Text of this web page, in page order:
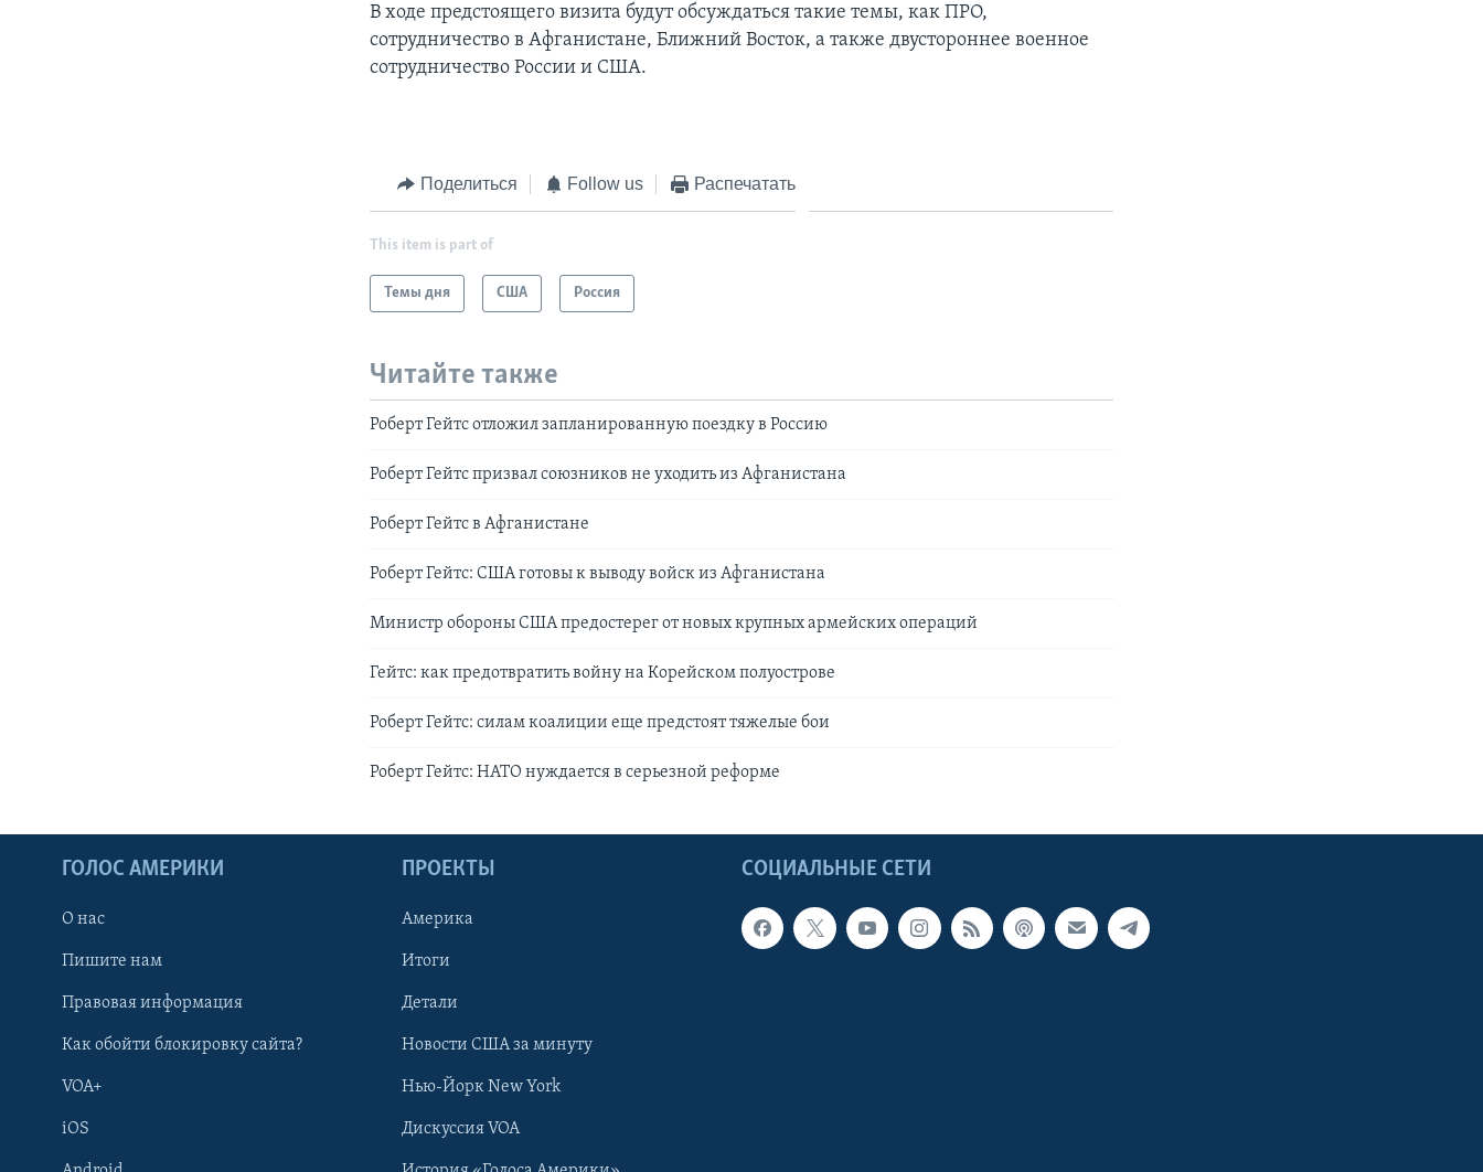
В ходе предстоящего визита будут обсуждаться такие темы, как ПРО,
сотрудничество в Афганистане, Ближний Восток, а также двустороннее военное
сотрудничество России и США.
Поделиться Follow us Распечатать
This item is part of
Темы дня США Россия
Читайте также
Роберт Гейтс отложил запланированную поездку в Россию
Роберт Гейтс призвал союзников не уходить из Афганистана
Роберт Гейтс в Афганистане
Роберт Гейтс: США готовы к выводу войск из Афганистана
Министр обороны США предостерег от новых крупных армейских операций
Гейтс: как предотвратить войну на Корейском полуострове
Роберт Гейтс: силам коалиции еще предстоят тяжелые бои
Роберт Гейтс: НАТО нуждается в серьезной реформе
СОЦИАЛЬНЫЕ СЕТИ
ГОЛОС АМЕРИКИ
О нас
Пишите нам
Правовая информация
Как обойти блокировку сайта?
VOA+
iOS
ПРОЕКТЫ
Америка
Итоги
Детали
Новости США за минуту
Нью-Йорк New York
Дискуссия VOA